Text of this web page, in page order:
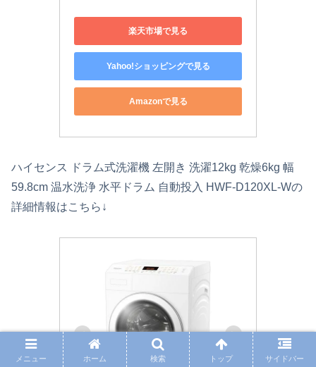
楽天市場で見る
Yahoo!ショッピングで見る
Amazonで見る
ハイセンス ドラム式洗濯機 左開き 洗濯12kg 乾燥6kg 幅
59.8cm 温水洗浄 水平ドラム 自動投入 HWF-D120XL-Wの
詳細情報はこちら↓
メニュー ホーム 検索 トップ サイドバー